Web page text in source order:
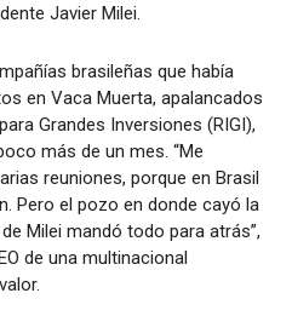
Javier Milei.
brasileñas que había
en Vaca Muerta, apalancados
Grandes Inversiones (RIGI),
más de un mes. “Me
reuniones, porque en Brasil
Pero el pozo en donde cayó la
Milei mandó todo para atrás”,
de una multinacional